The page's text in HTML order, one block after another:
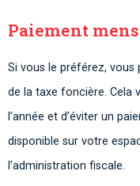
Paiement
Si vous le préférez, vous
de la taxe foncière. Cela
l’année et d’éviter un
disponible sur votre
l’administration fiscale.